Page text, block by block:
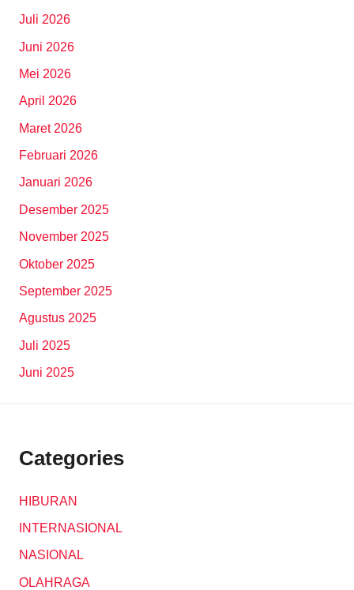
Juli 2026
Juni 2026
Mei 2026
April 2026
Maret 2026
Februari 2026
Januari 2026
Desember 2025
November 2025
Oktober 2025
September 2025
Agustus 2025
Juli 2025
Juni 2025
Categories
HIBURAN
INTERNASIONAL
NASIONAL
OLAHRAGA